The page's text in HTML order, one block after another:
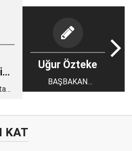
Uğur Özteke
BAŞBAKAN
YILDIRIM, KONYA
KAT